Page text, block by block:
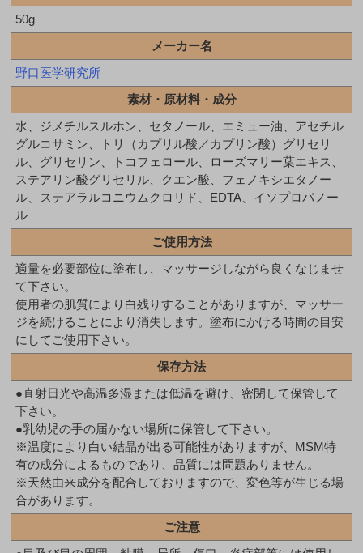
50g
メーカー名
野口医学研究所
素材・原材料・成分
水、ジメチルスルホン、セタノール、エミュー油、アセチル
グルコサミン、トリ（カプリル酸／カプリン酸）グリセリ
ル、グリセリン、トコフェロール、ローズマリー葉エキス、
ステアリン酸グリセリル、クエン酸、フェノキシエタノー
ル、ステアラルコニウムクロリド、EDTA、イソプロパノー
ル
ご使用方法
適量を必要部位に塗布し、マッサージしながら良くなじませ
て下さい。
使用者の肌質により白残りすることがありますが、マッサー
ジを続けることにより消失します。塗布にかける時間の目安
にしてご使用下さい。
保存方法
●直射日光や高温多湿または低温を避け、密閉して保管して
下さい。
●乳幼児の手の届かない場所に保管して下さい。
※温度により白い結晶が出る可能性がありますが、MSM特
有の成分によるものであり、品質には問題ありません。
※天然由来成分を配合しておりますので、変色等が生じる場
合があります。
ご注意